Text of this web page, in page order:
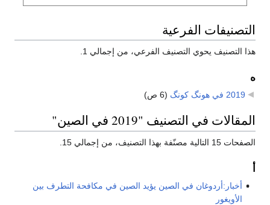
التصنيفات الفرعية
هذا التصنيف يحوي التصنيف الفرعي، من إجمالي 1.
ه
2019 في هونگ كونگ (6 ص)
المقالات في التصنيف "2019 في الصين"
الصفحات 15 التالية مصنّفة بهذا التصنيف، من إجمالي 15.
أخبار:أردوغان في الصين يؤيد الصين في مكافحة التطرف بين
الأويغور